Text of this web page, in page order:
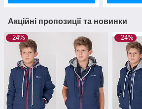
Акційні пропозиції та новинки
–24% –24%